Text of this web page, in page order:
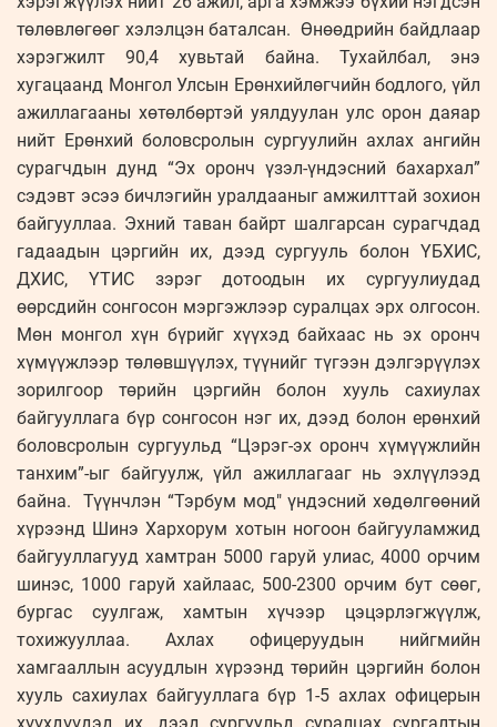
төлөвлөгөөг хэлэлцэн баталсан. Өнөөдрийн байдлаар
хэрэгжилт 90,4 хувьтай байна. Тухайлбал, энэ
хугацаанд Монгол Улсын Ерөнхийлөгчийн бодлого, үйл
ажиллагааны хөтөлбөртэй уялдуулан улс орон даяар
нийт Ерөнхий боловсролын сургуулийн ахлах ангийн
сурагчдын дунд “Эх оронч үзэл-үндэсний бахархал”
сэдэвт эсээ бичлэгийн уралдааныг амжилттай зохион
байгууллаа. Эхний таван байрт шалгарсан сурагчдад
гадаадын цэргийн их, дээд сургууль болон ҮБХИС,
ДХИС, ҮТИС зэрэг дотоодын их сургуулиудад
өөрсдийн сонгосон мэргэжлээр суралцах эрх олгосон.
Мөн монгол хүн бүрийг хүүхэд байхаас нь эх оронч
хүмүүжлээр төлөвшүүлэх, түүнийг түгээн дэлгэрүүлэх
зорилгоор төрийн цэргийн болон хууль сахиулах
байгууллага бүр сонгосон нэг их, дээд болон ерөнхий
боловсролын сургуульд “Цэрэг-эх оронч хүмүүжлийн
танхим”-ыг байгуулж, үйл ажиллагааг нь эхлүүлээд
байна. Түүнчлэн “Тэрбум мод" үндэсний хөдөлгөөний
хүрээнд Шинэ Хархорум хотын ногоон байгууламжид
байгууллагууд хамтран 5000 гаруй улиас, 4000 орчим
шинэс, 1000 гаруй хайлаас, 500-2300 орчим бут сөөг,
бургас суулгаж, хамтын хүчээр цэцэрлэгжүүлж,
тохижууллаа. Ахлах офицеруудын нийгмийн
хамгааллын асуудлын хүрээнд төрийн цэргийн болон
хууль сахиулах байгууллага бүр 1-5 ахлах офицерын